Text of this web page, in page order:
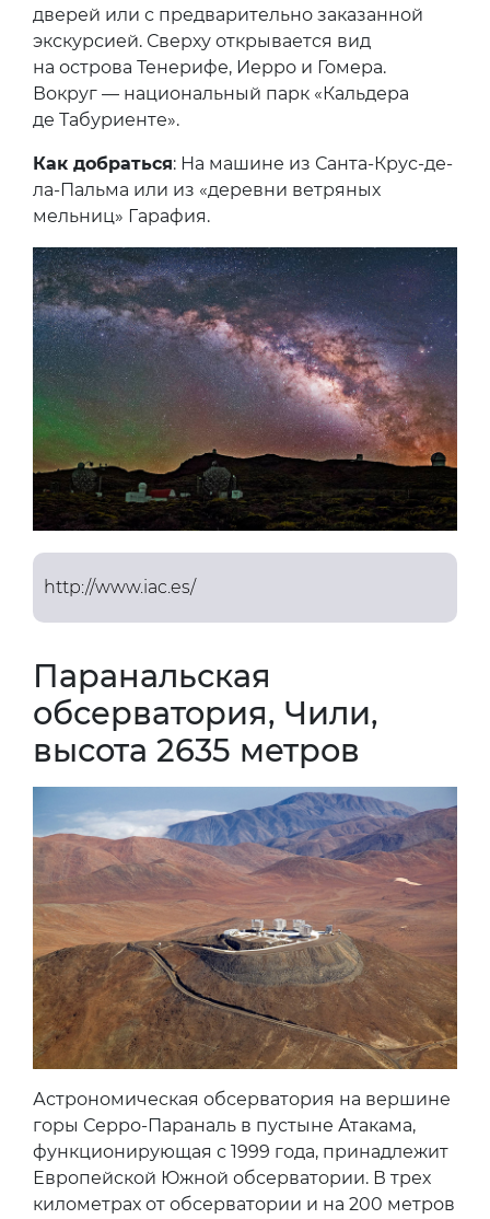
дверей или с предварительно заказанной
экскурсией. Сверху открывается вид
на острова Тенерифе, Иерро и Гомера.
Вокруг — национальный парк «Кальдера
де Табуриенте».
Как добраться: На машине из Санта-Крус-де-
ла-Пальма или из «деревни ветряных
мельниц» Гарафия.
http://www.iac.es/
Паранальская
обсерватория, Чили,
высота 2635 метров
Астрономическая обсерватория на вершине
горы Серро-Параналь в пустыне Атакама,
функционирующая с 1999 года, принадлежит
Европейской Южной обсерватории. В трех
километрах от обсерватории и на 200 метров